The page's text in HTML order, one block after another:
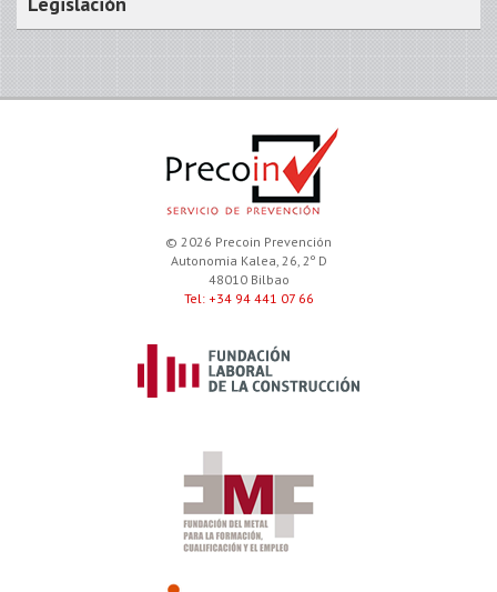
© 2026 Precoin Prevención
Autonomia Kalea, 26, 2º D
48010 Bilbao
Tel: +34 94 441 07 66